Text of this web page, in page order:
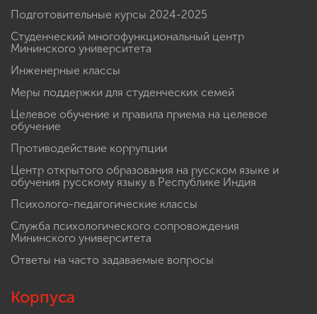
Подготовительные курсы 2024-2025
Студенческий многофункциональный центр
Мининского университета
Инженерные классы
Меры поддержки для студенческих семей
Целевое обучение и правила приема на целевое
обучение
Противодействие коррупции
Центр открытого образования на русском языке и
обучения русскому языку в Республике Индия
Психолого-педагогические классы
Служба психологического сопровождения
Мининского университета
Ответы на часто задаваемые вопросы
Корпуса